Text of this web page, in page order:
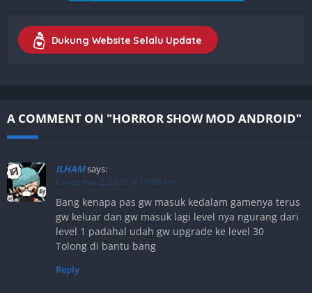
Dukung Website Selalu Update
A COMMENT ON "HORROR SHOW MOD ANDROID"
ILHAMsays:
December 2, 2020 at 10:05 am
Bang kenapa pas gw masuk kedalam gamenya terus
gw keluar dan gw masuk lagi level nya ngurang dari
level 1 padahal udah gw upgrade ke level 30
Tolong di bantu bang
Reply